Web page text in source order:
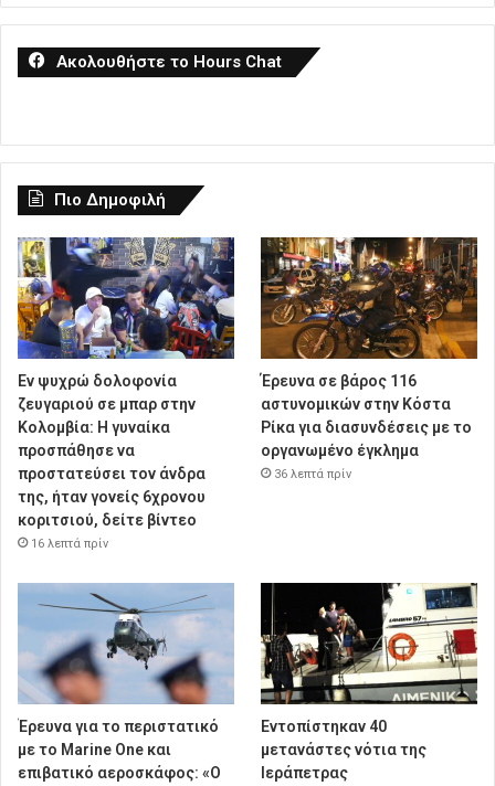
Ακολουθήστε το Hours Chat
Πιο Δημοφιλή
Εν ψυχρώ δολοφονία
ζευγαριού σε μπαρ στην
Κολομβία: Η γυναίκα
προσπάθησε να
προστατεύσει τον άνδρα
της, ήταν γονείς 6χρονου
κοριτσιού, δείτε βίντεο
16 λεπτά πρίν
Έρευνα σε βάρος 116
αστυνομικών στην Κόστα
Ρίκα για διασυνδέσεις με το
οργανωμένο έγκλημα
36 λεπτά πρίν
Έρευνα για το περιστατικό
με το Marine One και
επιβατικό αεροσκάφος: «Ο
Εντοπίστηκαν 40
μετανάστες νότια της
Ιεράπετρας